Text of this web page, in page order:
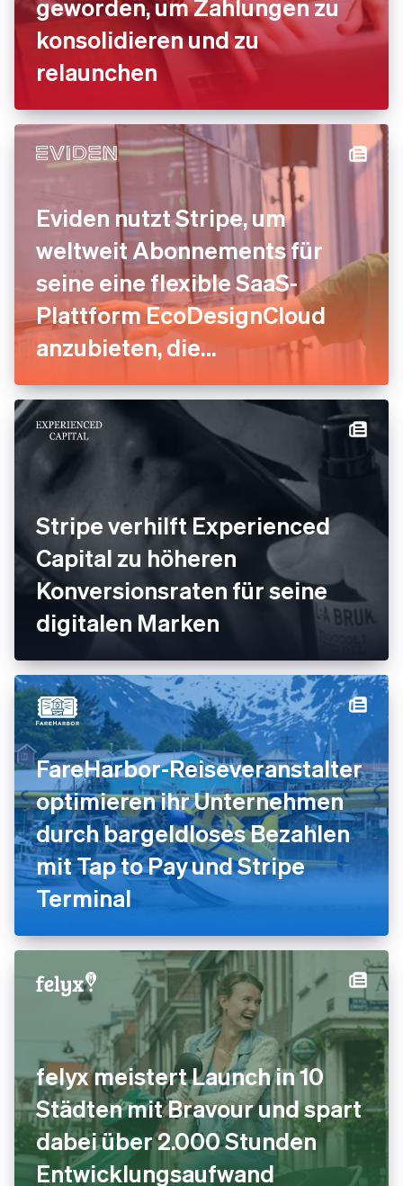
geworden, um Zahlungen zu
konsolidieren und zu
relaunchen
Eviden nutzt Stripe, um
weltweit Abonnements für
seine eine flexible SaaS-
Plattform EcoDesignCloud
anzubieten, die
Umweltbewertungen in
Echtzeit ermöglicht.
Stripe verhilft Experienced
Capital zu höheren
Konversionsraten für seine
digitalen Marken
FareHarbor-Reiseveranstalter
optimieren ihr Unternehmen
durch bargeldloses Bezahlen
mit Tap to Pay und Stripe
Terminal
felyx meistert Launch in 10
Städten mit Bravour und spart
dabei über 2.000 Stunden
Entwicklungsaufwand